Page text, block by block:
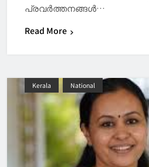
പ്രവര്‍ത്തനങ്ങള്‍…
Read More
Kerala National